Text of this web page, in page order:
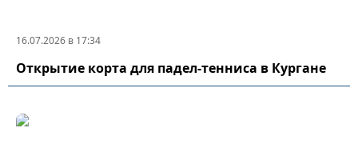
16.07.2026 в 17:34
Открытие корта для падел-тенниса в Кургане